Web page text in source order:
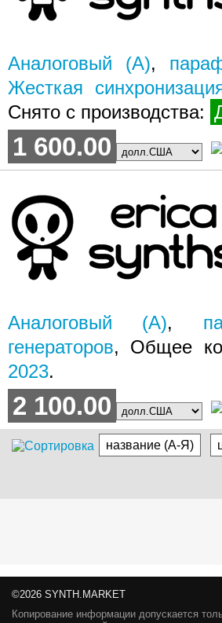
Аналоговый (A),
Жесткая
Снято с производства:
1 600.00
Аналоговый (A),
генераторов, Общее
2023.
2 100.00
название (А-Я)
©2026 SYNTH.MARKET
Копирование информации допускается